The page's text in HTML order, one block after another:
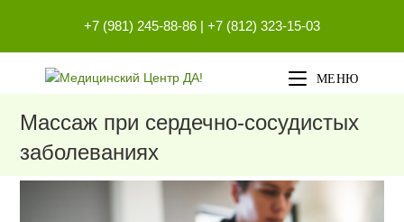
содержимому
+7 (981) 245-88-86 | +7 (812) 323-15-03
МЕНЮ
Массаж при сердечно-сосудистых
заболеваниях